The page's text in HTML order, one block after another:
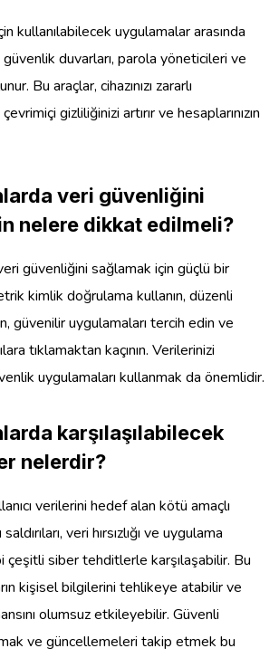
kullanılabilecek uygulamalar arasında
güvenlik duvarları, parola yöneticileri ve
Bu araçlar, cihazınızı zararlı
gizliliğinizi artırır ve hesaplarınızın
veri güvenliğini
nelere dikkat edilmeli?
güvenliğini sağlamak için güçlü bir
kimlik doğrulama kullanın, düzenli
güvenilir uygulamaları tercih edin ve
tıklamaktan kaçının. Verilerinizi
uygulamaları kullanmak da önemlidir.
karşılaşılabilecek
nelerdir?
verilerini hedef alan kötü amaçlı
veri hırsızlığı ve uygulama
çeşitli siber tehditlerle karşılaşabilir. Bu
kişisel bilgilerini tehlikeye atabilir ve
olumsuz etkileyebilir. Güvenli
ve güncellemeleri takip etmek bu